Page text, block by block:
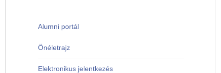
Alumni portál
Önéletrajz
Elektronikus jelentkezés